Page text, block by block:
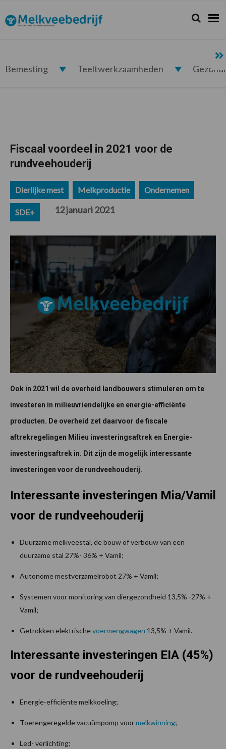
de
hoofdnavigatie
de
hoofd
de
eerste
de
voettekst
Melkveebedrijf.nl Zoeken...
Zoek
Bemesting Teeltwerkzaamheden
Fiscaal voordeel in 2021 voor de
rundveehouderij
Dierlijke mest Melkproductie Ondernemen
SDE+ 12 januari 2021
Ook in 2021 wil de overheid landbouwers stimuleren om te
investeren in milieuvriendelijke en energie-efficiënte
producten. De overheid zet daarvoor de fiscale
aftrekregelingen Milieu investeringsaftrek en Energie-
investeringsaftrek in. Dit zijn de mogelijk interessante
investeringen voor de rundveehouderij.
Interessante investeringen Mia/Vamil
voor de rundveehouderij
Duurzame melkveestal, de bouw of verbouw van een
duurzame stal 27%- 36% + Vamil;
Autonome mestverzamelrobot 27% + Vamil;
Systemen voor monitoring van diergezondheid 13,5% -27% +
Vamil;
Getrokken elektrischevoermengwagen 13,5% + Vamil.
Interessante investeringen EIA (45%)
voor de rundveehouderij
Energie-efficiënte melkkoeling;
Toerengeregelde vacuümpomp voormelkwinning;
Led- verlichting;